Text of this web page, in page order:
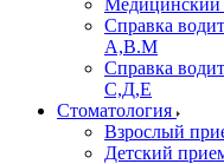
Медицинский
Справка
А,В.М
Справка
С,Д,Е
Стоматология
Взрослый
Детский